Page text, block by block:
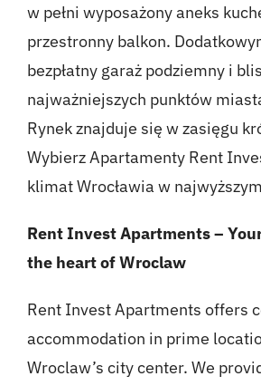
w pełni wyposażony aneks
przestronny balkon.
bezpłatny garaż podziemny i
najważniejszych punktów
Rynek znajduje się w zasięgu
Wybierz Apartamenty Rent
klimat Wrocławia w
Rent Invest Apartments –
the heart of Wroclaw
Rent Invest Apartments offers
accommodation in prime
Wroclaw’s city center. We